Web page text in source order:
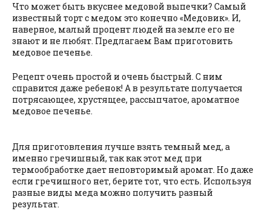
Что может быть вкуснее медовой выпечки? Самый
известный торт с медом это конечно «Медовик». И,
наверное, малый процент людей на земле его не
знают и не любят. Предлагаем Вам приготовить
медовое печенье.
Рецепт очень простой и очень быстрый. С ним
справится даже ребенок! А в результате получается
потрясающее, хрустящее, рассыпчатое, ароматное
медовое печенье.
Для приготовления лучше взять темный мед, а
именно гречишный, так как этот мед при
термообработке дает неповторимый аромат. Но даже
если гречишного нет, берите тот, что есть. Используя
разные виды меда можно получить разный
результат.